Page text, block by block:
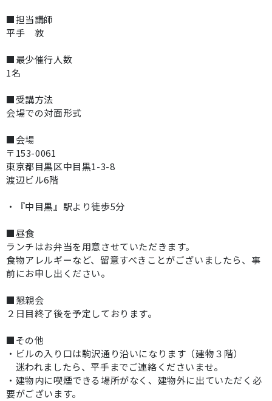
■担当講師
平手 敦
■最少催行人数
1名
■受講方法
会場での対面形式
■会場
〒153-0061
東京都目黒区中目黒1-3-8
渡辺ビル6階
・『中目黒』駅より徒歩5分
■昼食
ランチはお弁当を用意させていただきます。
食物アレルギーなど、留意すべきことがございましたら、事
前にお申し出ください。
■懇親会
２日目終了後を予定しております。
■その他
・ビルの入り口は駒沢通り沿いになります（建物３階）
迷われましたら、平手までご連絡くださいませ。
・建物内に喫煙できる場所がなく、建物外に出ていただく必
要がございます。